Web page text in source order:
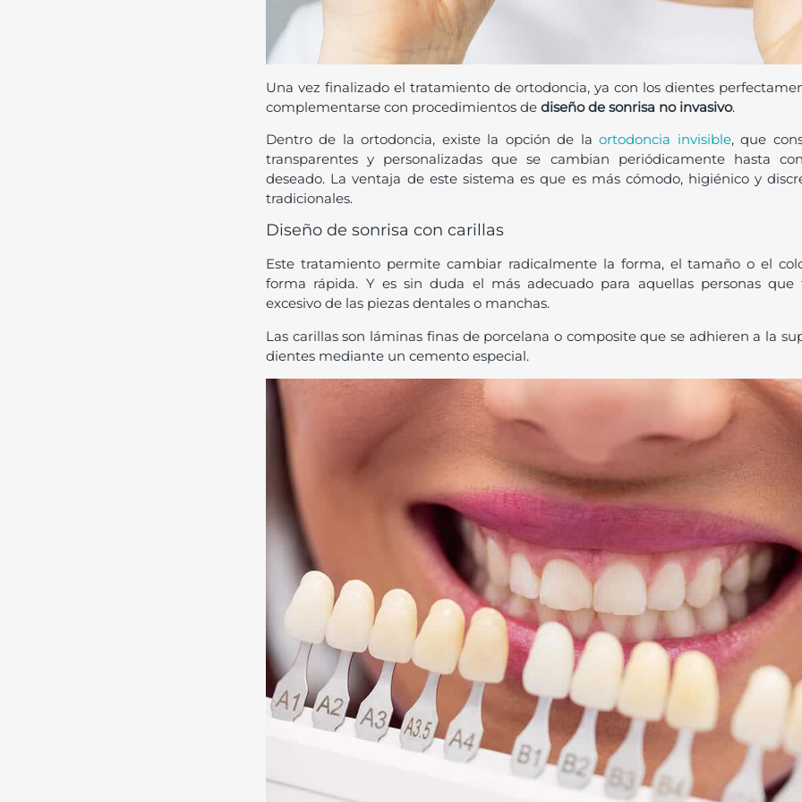
Una vez finalizado el tratamiento de ortodoncia, ya con los dientes
complementarse con procedimientos de diseño de sonrisa no invasivo.
Dentro de la ortodoncia, existe la opción de laortodoncia invisible, que
transparentes y personalizadas que se cambian periódicamente hasta
deseado. La ventaja de este sistema es que es más cómodo, higiénico y
tradicionales.
Diseño de sonrisa con carillas
Este tratamiento permite cambiar radicalmente la forma, el tamaño o el
forma rápida. Y es sin duda el más adecuado para aquellas personas que
excesivo de las piezas dentales o manchas.
Las carillas son láminas finas de porcelana o composite que se adhieren a la
dientes mediante un cemento especial.